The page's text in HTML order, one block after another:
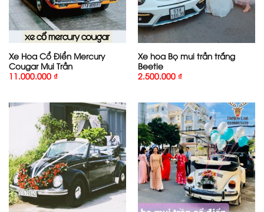
Xe Hoa Cổ Điển Mercury
Cougar Mui Trần
11.000.000 ₫
Xe hoa Bọ mui trần trắng
Beetie
2.500.000 ₫